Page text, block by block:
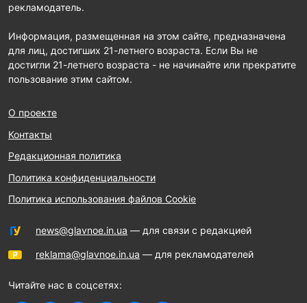
рекламодатель.
Информация, размещенная на этом сайте, предназначена
для лиц, достигших 21-летнего возраста. Если Вы не
достигли 21-летнего возраста - не начинайте или прекратите
пользование этим сайтом.
О проекте
Контакты
Редакционная политика
Политика конфиденциальности
Политика использования файлов Cookie
news@glavnoe.in.ua — для связи с редакцией
reklama@glavnoe.in.ua — для рекламодателей
Читайте нас в соцсетях: